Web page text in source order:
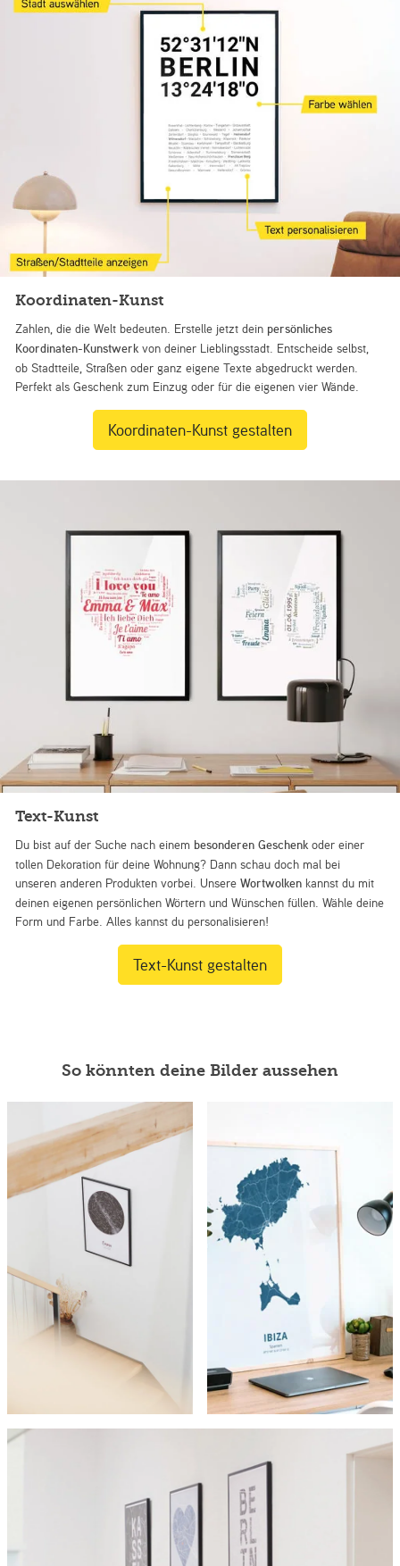
Koordinaten-Kunst
Zahlen, die die Welt bedeuten. Erstelle jetzt dein persönliches
Koordinaten-Kunstwerk von deiner Lieblingsstadt. Entscheide selbst,
ob Stadtteile, Straßen oder ganz eigene Texte abgedruckt werden.
Perfekt als Geschenk zum Einzug oder für die eigenen vier Wände.
Koordinaten-Kunst gestalten
Text-Kunst
Du bist auf der Suche nach einem besonderen Geschenk oder einer
tollen Dekoration für deine Wohnung? Dann schau doch mal bei
unseren anderen Produkten vorbei. UnsereWortwolken kannst du mit
deinen eigenen persönlichen Wörtern und Wünschen füllen. Wähle deine
Form und Farbe. Alles kannst du personalisieren!
Text-Kunst gestalten
So könnten deine Bilder aussehen